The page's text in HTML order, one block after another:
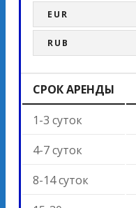
EUR
RUB
СРОК АРЕНДЫ
1-3 суток
4-7 суток
8-14 суток